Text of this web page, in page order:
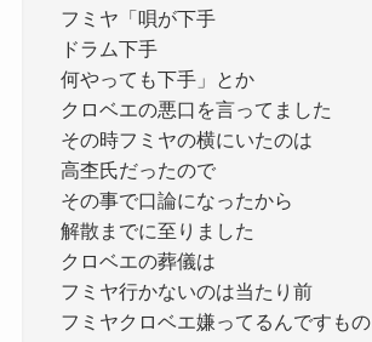
フミヤ「唄が下手
ドラム下手
何やっても下手」とか
クロベエの悪口を言ってました
その時フミヤの横にいたのは
高杢氏だったので
その事で口論になったから
解散までに至りました
クロベエの葬儀は
フミヤ行かないのは当たり前
フミヤクロベエ嫌ってるんですもの